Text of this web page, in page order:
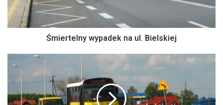
Śmiertelny wypadek na ul. Bielskiej